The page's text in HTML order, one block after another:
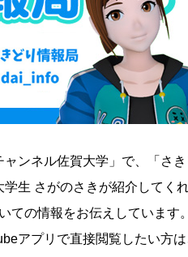
ンネル佐賀大学」で、「さ
生 さがのさきが紹介してく
ての情報をお伝えしています
アプリで直接閲覧したい方